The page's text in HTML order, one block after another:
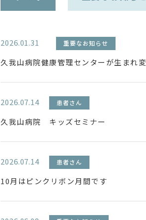
2026.01.31 重要なお知らせ
久我山病院健康管理センターが生まれ変
2026.07.14 患者さん
久我山病院 キッズセミナー
2026.07.14 患者さん
10月はピンクリボン月間です